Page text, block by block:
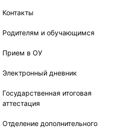
Контакты
Родителям и обучающимся
Прием в ОУ
Электронный дневник
Государственная итоговая
аттестация
Отделение дополнительного